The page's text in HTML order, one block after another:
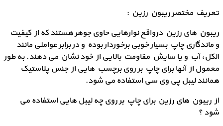
تعریف مختصر ریبون رزین :
ریبون های رزین درواقع نوارهایی حاوی جوهر هستند که از کیفیت
و ماندگاری چاپ بسیار خوبی برخوردار بوده و در برابر عواملی مانند
الکل، آب و یا سایش مقاومت بالایی از خود نشان می دهند. به طور
معمول از آنها برای چاپ بر روی برچسب هایی از جنس پلاستیک
همانند لیبل پی وی سی استفاده می شود.
از ریبون های رزین برای چاپ بر روی چه لیبل هایی استفاده می
شود ؟